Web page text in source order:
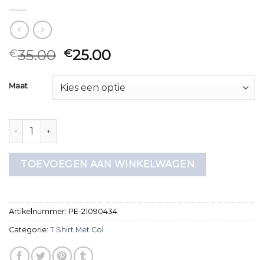
€35.00 €25.00
Maat
t shirt met col aantal
TOEVOEGEN AAN WINKELWAGEN
Artikelnummer: PE-21090434
Categorie: T Shirt Met Col